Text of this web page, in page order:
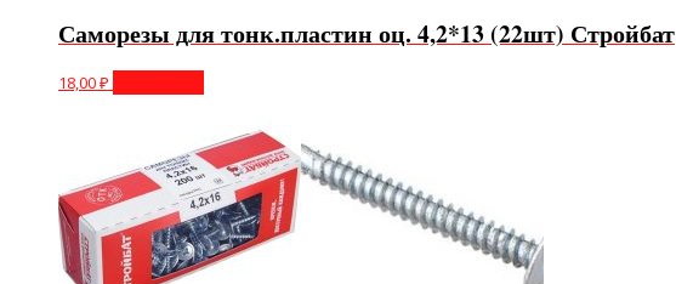
Саморезы для тонк.пластин оц. 4,2*13 (22шт) Стройбат
18,00₽